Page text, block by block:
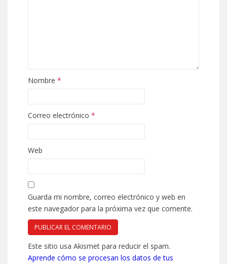
Nombre *
Correo electrónico *
Web
Guarda mi nombre, correo electrónico y web en
este navegador para la próxima vez que comente.
Este sitio usa Akismet para reducir el spam.
Aprende cómo se procesan los datos de tus